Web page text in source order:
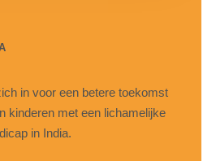
in voor een betere toekomst
kinderen met een lichamelijke
in India.